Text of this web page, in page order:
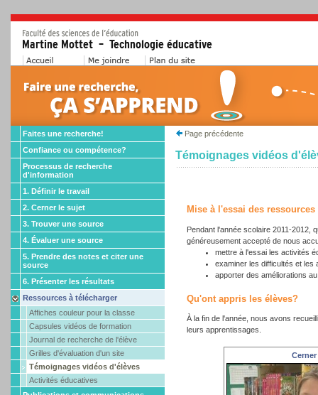
Faites une recherche!
Confiance ou compétence?
Processus de recherche
d'information
1. Définir le travail
2. Cerner le sujet
3. Trouver une source
4. Évaluer une source
5. Prendre des notes et citer une
source
6. Présenter les résultats
Ressources à télécharger
Affiches couleur pour la classe
Capsules vidéos de formation
Journal de recherche de l'élève
Grilles d'évaluation d'un site
Témoignages vidéos d'élèves
Activités éducatives
Page précédente
Témoignages vidéos
Mise à l'essai des
Pendant l'année scolaire 2011-2012,
généreusement accepté de nous
mettre à l'essai les activités
examiner les difficultés et les
apporter des améliorations
Qu'ont appris les élèves?
À la fin de l'année, nous avons
leurs apprentissages.